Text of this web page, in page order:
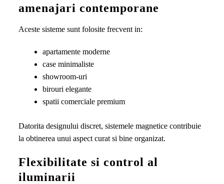
amenajari contemporane
Aceste sisteme sunt folosite frecvent in:
apartamente moderne
case minimaliste
showroom-uri
birouri elegante
spatii comerciale premium
Datorita designului discret, sistemele magnetice contribuie
la obtinerea unui aspect curat si bine organizat.
Flexibilitate si control al
iluminarii